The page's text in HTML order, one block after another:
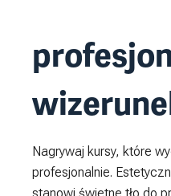
Nagrywaj kursy, które
profesjonalnie.